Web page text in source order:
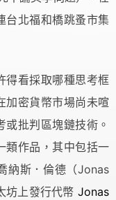
台北福和橋跳蚤市集
得看採取哪種思考框
加密貨幣市場尚未喧
批判區塊鏈技術。
類作品，其中包括一
納斯．倫德（Jonas
坊上發行代幣 Jonas